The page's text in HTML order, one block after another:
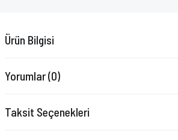
Ürün Bilgisi
Yorumlar (0)
Taksit Seçenekleri